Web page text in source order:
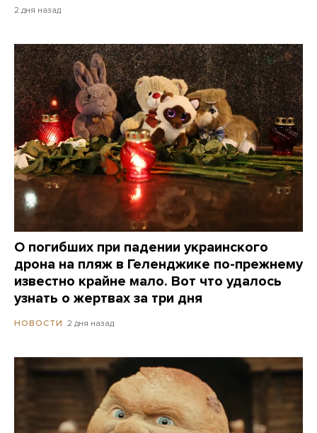
2 дня назад
О погибших при падении украинского
дрона на пляж в Геленджике по-прежнему
известно крайне мало. Вот что удалось
узнать о жертвах за три дня
НОВОСТИ 2 дня назад